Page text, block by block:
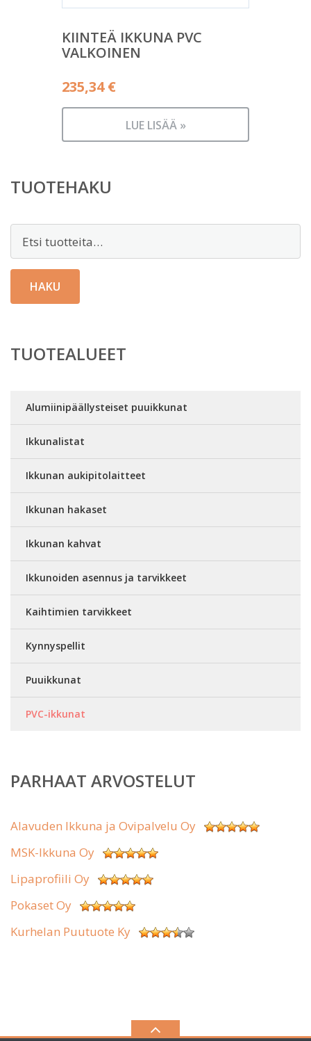
KIINTEÄ IKKUNA PVC
VALKOINEN
235,34€
LUE LISÄÄ »
TUOTEHAKU
HAKU
TUOTEALUEET
Alumiinipäällysteiset puuikkunat
Ikkunalistat
Ikkunan aukipitolaitteet
Ikkunan hakaset
Ikkunan kahvat
Ikkunoiden asennus ja tarvikkeet
Kaihtimien tarvikkeet
Kynnyspellit
Puuikkunat
PVC-ikkunat
PARHAAT ARVOSTELUT
Alavuden Ikkuna ja Ovipalvelu Oy
MSK-Ikkuna Oy
Lipaprofiili Oy
Pokaset Oy
Kurhelan Puutuote Ky